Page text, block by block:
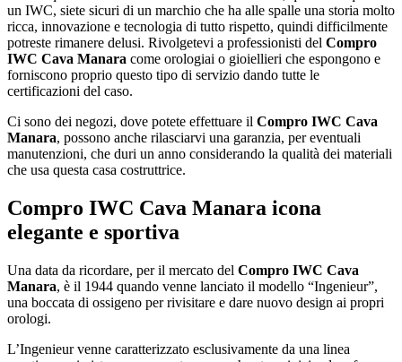
un IWC, siete sicuri di un marchio che ha alle spalle una storia molto
ricca, innovazione e tecnologia di tutto rispetto, quindi difficilmente
potreste rimanere delusi. Rivolgetevi a professionisti del Compro
IWC Cava Manara come orologiai o gioiellieri che espongono e
forniscono proprio questo tipo di servizio dando tutte le
certificazioni del caso.
Ci sono dei negozi, dove potete effettuare il Compro IWC Cava
Manara, possono anche rilasciarvi una garanzia, per eventuali
manutenzioni, che duri un anno considerando la qualità dei materiali
che usa questa casa costruttrice.
Compro IWC Cava Manara icona
elegante e sportiva
Una data da ricordare, per il mercato del Compro IWC Cava
Manara, è il 1944 quando venne lanciato il modello “Ingenieur”,
una boccata di ossigeno per rivisitare e dare nuovo design ai propri
orologi.
L’Ingenieur venne caratterizzato esclusivamente da una linea